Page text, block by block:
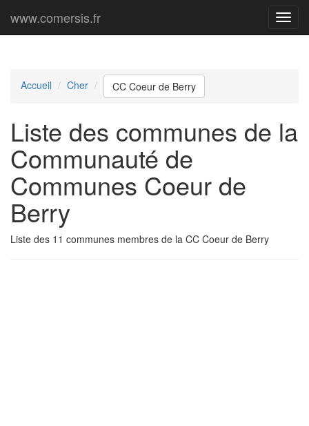
Menu
www.comersis.fr
Accueil Cher CC Coeur de Berry
Liste des communes de la
Communauté de
Communes Coeur de
Berry
Liste des 11 communes membres de la CC Coeur de Berry